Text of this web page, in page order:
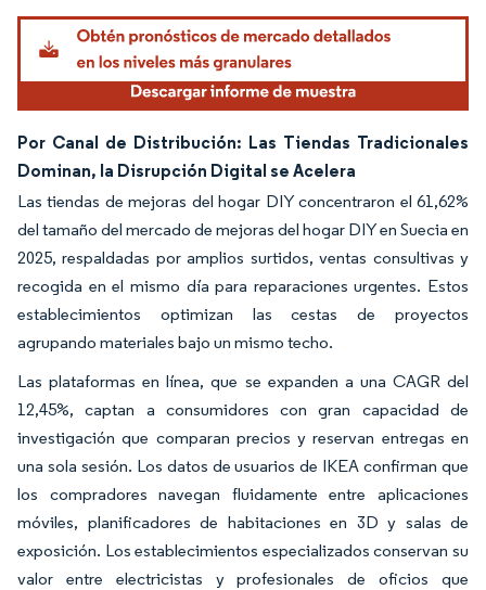
Por Canal de Distribución: Las Tiendas Tradicionales
Dominan, la Disrupción Digital se Acelera
Las tiendas de mejoras del hogar DIY concentraron el 61,62%
del tamaño del mercado de mejoras del hogar DIY en Suecia en
2025, respaldadas por amplios surtidos, ventas consultivas y
recogida en el mismo día para reparaciones urgentes. Estos
establecimientos optimizan las cestas de proyectos
agrupando materiales bajo un mismo techo.
Las plataformas en línea, que se expanden a una CAGR del
12,45%, captan a consumidores con gran capacidad de
investigación que comparan precios y reservan entregas en
una sola sesión. Los datos de usuarios de IKEA confirman que
los compradores navegan fluidamente entre aplicaciones
móviles, planificadores de habitaciones en 3D y salas de
exposición. Los establecimientos especializados conservan su
valor entre electricistas y profesionales de oficios que